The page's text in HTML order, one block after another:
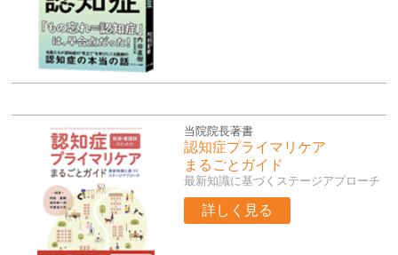
当院院長著書
認知症プライマリケア
まるごとガイド
最新知識に基づくステージアプローチ
詳しく見る